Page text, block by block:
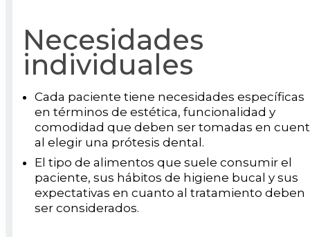
Necesidades
individuales
Cada paciente tiene necesidades específicas
en términos de estética, funcionalidad y
comodidad que deben ser tomadas en
al elegir una prótesis dental.
El tipo de alimentos que suele consumir el
paciente, sus hábitos de higiene bucal y sus
expectativas en cuanto al tratamiento deben
ser considerados.